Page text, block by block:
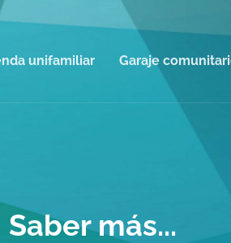
unifamiliar Garaje
Saber más...